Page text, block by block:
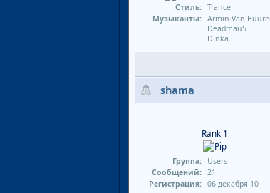
Стиль:
Trance
Музыканты:
Armin Van
Deadmau5
Dinka
shama
Rank 1
Группа:
Users
Сообщений:
21
Регистрация:
06 декабря 10